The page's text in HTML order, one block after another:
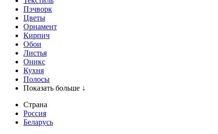
Пэчворк
Цветы
Орнамент
Кирпич
Обои
Листья
Оникс
Кухня
Полосы
Показать больше ↓
Страна
Россия
Беларусь